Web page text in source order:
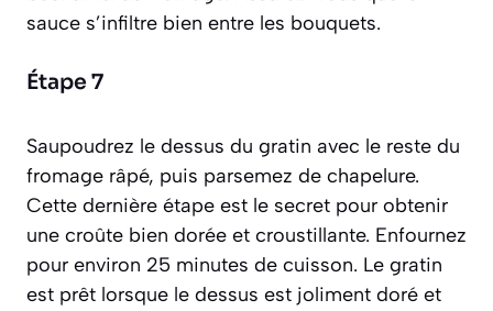
sauce s’infiltre bien entre les bouquets.
Étape 7
Saupoudrez le dessus du gratin avec le reste du
fromage râpé, puis parsemez de chapelure.
Cette dernière étape est le secret pour obtenir
une croûte bien dorée et croustillante. Enfournez
pour environ 25 minutes de cuisson. Le gratin
est prêt lorsque le dessus est joliment doré et